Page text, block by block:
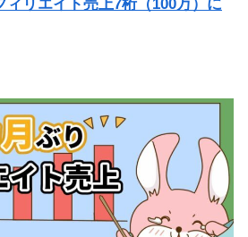
ィリエイト売上7桁（100万）に